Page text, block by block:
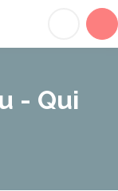
- Qui